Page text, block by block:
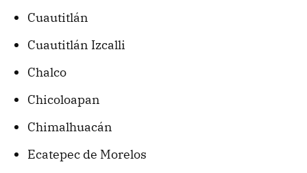
Cuautitlán
Cuautitlán Izcalli
Chalco
Chicoloapan
Chimalhuacán
Ecatepec de Morelos